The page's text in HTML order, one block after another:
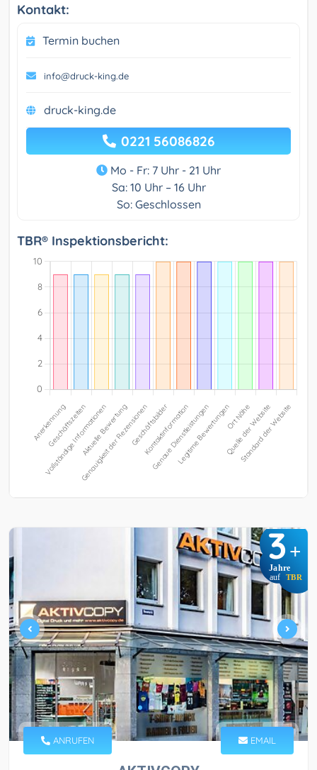
Kontakt:
Termin buchen
info@druck-king.de
druck-king.de
0221 56086826
Mo - Fr: 7 Uhr - 21 Uhr
Sa: 10 Uhr – 16 Uhr
So: Geschlossen
TBR® Inspektionsbericht:
3+
Jahre
auf TBR
ANRUFEN EMAIL